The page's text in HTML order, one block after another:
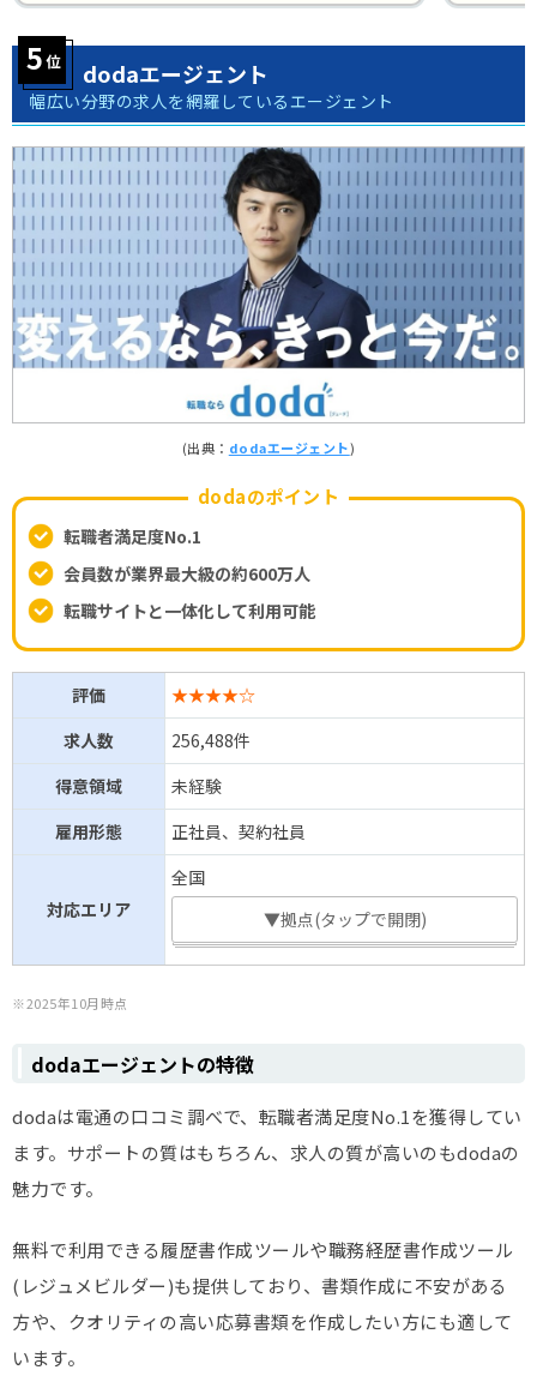
dodaエージェント
幅広い分野の求人を網羅しているエージェント
(出典： dodaエージェント)
dodaのポイント
転職者満足度No.1
会員数が業界最大級の約600万人
転職サイトと一体化して利用可能
評価
★★★★☆
求人数
256,488件
得意領域
未経験
雇用形態
正社員、契約社員
対応エリア
全国
▼拠点(タップで開閉)
※2025年10月時点
dodaエージェントの特徴
dodaは電通の口コミ調べで、転職者満足度No.1を獲得してい
ます。サポートの質はもちろん、求人の質が高いのもdodaの
魅力です。
無料で利用できる履歴書作成ツールや職務経歴書作成ツール
(レジュメビルダー)も提供しており、書類作成に不安がある
方や、クオリティの高い応募書類を作成したい方にも適して
います。